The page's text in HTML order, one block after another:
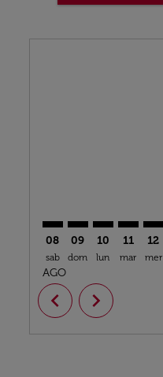
08
sab
AGO
09
dom
10
lun
11
mar
12
mer
chevron_left chevron_right